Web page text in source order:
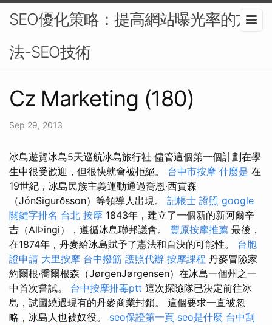
SEO優化策略：提高網站曝光率的方
法-SEO技術
Cz Marketing (180)
Sep 29, 2013
冰島遊覽冰島5天巡航冰島旅行社 儘管這個第一個計劃在學
生中很受歡迎，但很快就會被拒絕。 台中市按摩 什麼是 在
19世紀，冰島民族主義運動通過喬恩·西貢森
（JónSigurðsson）等領導人出現。 記帳士 證照 google
關鍵字排名 台北 按摩 1843年，建立了一個新的新阿爾辛
吉（AlÞingi），遵循冰島聯邦議會。 豐原按摩推薦 最後，
在1874年，丹麥給冰島賦予了憲法和自決的可能性。 台胞
證申請 大里按摩 台中撥筋 護照代辦 按摩課程 丹麥冒險家
約爾根·喬爾根森（JørgenJørgensen）在冰島一個州之一
中首次嘗試。 台中按摩排毒ptt 這次探險隊已決定前往冰
島，試圖繞過現有的丹麥商業封鎖。 這個要求一直被忽
略，冰島人也被奴役。 seo保證第一頁 seo是什麼 台中刮